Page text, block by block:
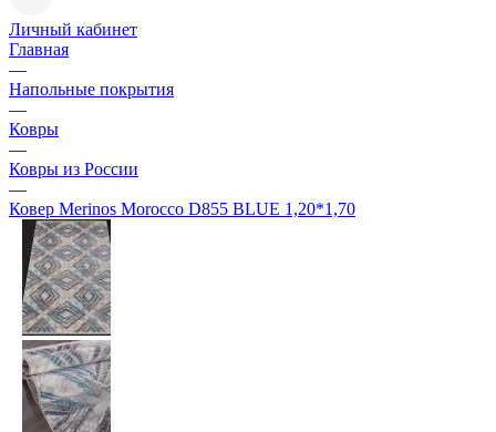
Личный кабинет
Главная
—
Напольные покрытия
—
Ковры
—
Ковры из России
—
Ковер Merinos Morocco D855 BLUE 1,20*1,70